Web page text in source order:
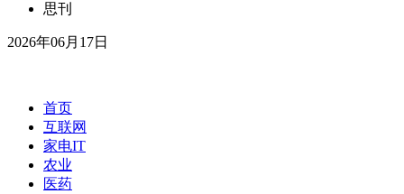
思刊
2026年06月17日
首页
互联网
家电IT
农业
医药